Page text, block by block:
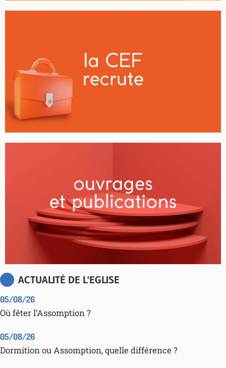
ACTUALITÉ DE L'EGLISE
05/08/26
Où fêter l’Assomption ?
05/08/26
Dormition ou Assomption, quelle différence ?